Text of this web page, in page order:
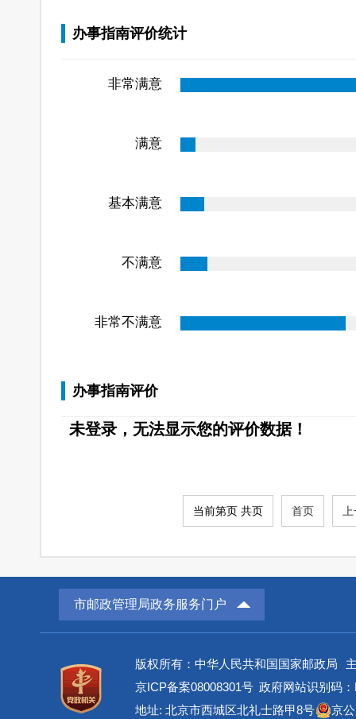
办事指南评价统计
非常满意
满意
基本满意
不满意
非常不满意
办事指南评价
未登录，无法显示您的评价数据！
当前第页 共页 首页
市邮政管理局政务服务门户
版权所有：中华人民共和国国家邮政局
京ICP备案08008301号 政府网站识别码
地址: 北京市西城区北礼士路甲8号
京